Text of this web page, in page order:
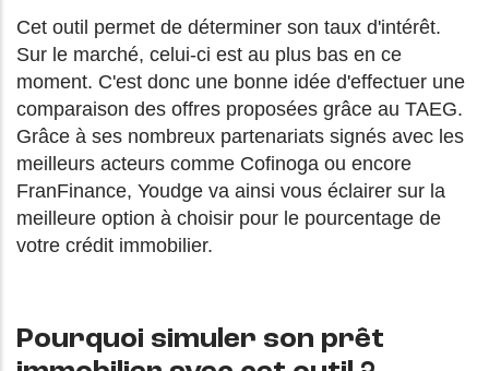
Cet outil permet de déterminer son taux d'intérêt.
Sur le marché, celui-ci est au plus bas en ce
moment. C'est donc une bonne idée d'effectuer une
comparaison des offres proposées grâce au TAEG.
Grâce à ses nombreux partenariats signés avec les
meilleurs acteurs comme Cofinoga ou encore
FranFinance, Youdge va ainsi vous éclairer sur la
meilleure option à choisir pour le pourcentage de
votre crédit immobilier.
Pourquoi simuler son prêt